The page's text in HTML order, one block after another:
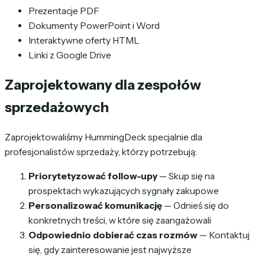
Prezentacje PDF
Dokumenty PowerPoint i Word
Interaktywne oferty HTML
Linki z Google Drive
Zaprojektowany dla zespołów
sprzedażowych
Zaprojektowaliśmy HummingDeck specjalnie dla
profesjonalistów sprzedaży, którzy potrzebują:
Priorytetyzować follow-upy— Skup się na
prospektach wykazujących sygnały zakupowe
Personalizować komunikację — Odnieś się do
konkretnych treści, w które się zaangażowali
Odpowiednio dobierać czas rozmów — Kontaktuj
się, gdy zainteresowanie jest najwyższe